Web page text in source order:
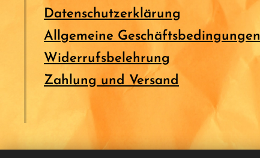
Datenschutzerklärung
Allgemeine Geschäftsbedingungen
Widerrufsbelehrung
Zahlung und Versand